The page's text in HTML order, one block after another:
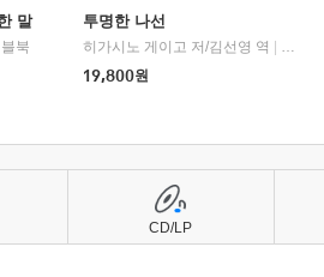
말
북
투명한 나선
히가시노 게이고 저/김선영 역
북다
19,800원
CD/LP